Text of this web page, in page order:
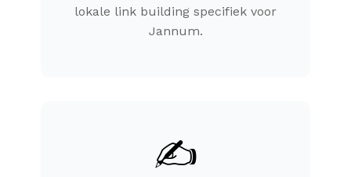
lokale link building specifiek voor
Jannum.
✍️